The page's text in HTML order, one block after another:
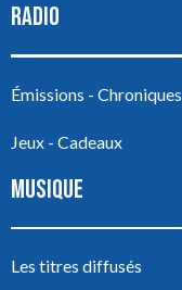
RADIO
Émissions - Chroniques
Jeux - Cadeaux
MUSIQUE
Les titres diffusés